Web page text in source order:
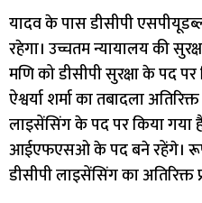
यादव के पास डीसीपी
रहेगा। उच्चतम न्यायालय की
मणि को डीसीपी सुरक्षा के पद
ऐश्वर्या शर्मा का तबादला
लाइसेंसिंग के पद पर किया गया
आईएफएसओ के पद बने रहेंगे।
डीसीपी लाइसेंसिंग का अतिरिक्त